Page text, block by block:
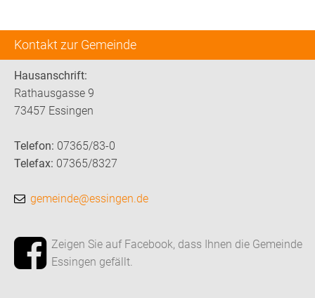
Kontakt zur Gemeinde
Hausanschrift:
Rathausgasse 9
73457 Essingen
Telefon: 07365/83-0
Telefax: 07365/8327
gemeinde@essingen.de
Zeigen Sie auf Facebook, dass Ihnen die Gemeinde
Essingen gefällt.